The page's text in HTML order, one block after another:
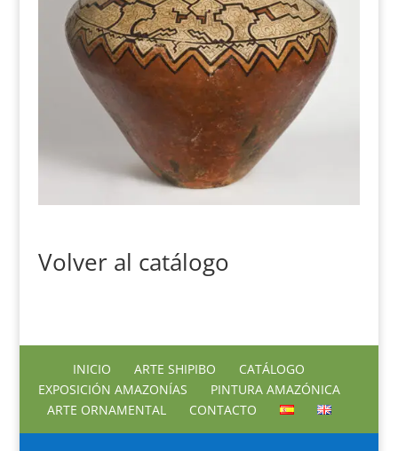
Volver al catálogo
INICIO ARTE SHIPIBO
CATÁLOGO
EXPOSICIÓN AMAZONÍAS
PINTURA AMAZÓNICA
ARTE ORNAMENTAL
CONTACTO